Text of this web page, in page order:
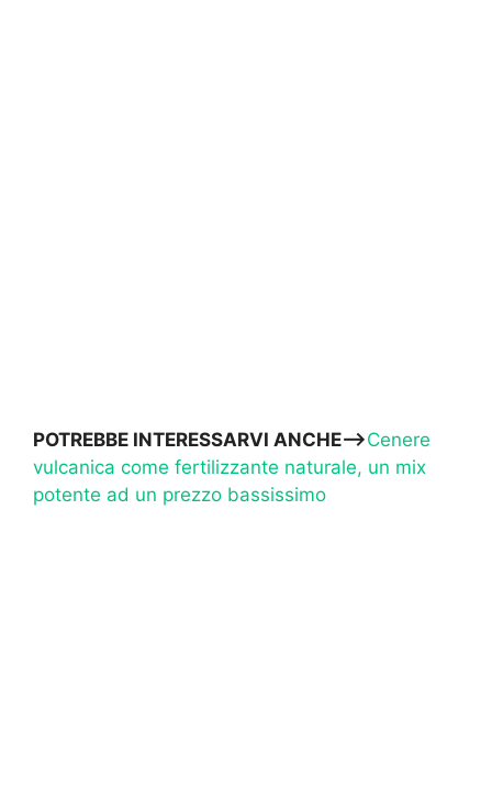
POTREBBE INTERESSARVI ANCHE—>Cenere
vulcanica come fertilizzante naturale, un mix
potente ad un prezzo bassissimo